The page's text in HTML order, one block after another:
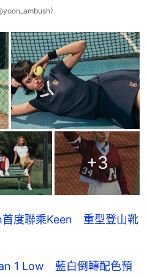
）
+3
度聯乘Keen 重型登山靴
1 Low 藍白倒轉配色預